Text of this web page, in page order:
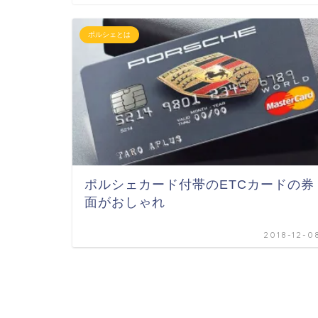
ポルシェとは
ポルシェカード付帯のETCカードの券
面がおしゃれ
2018-12-